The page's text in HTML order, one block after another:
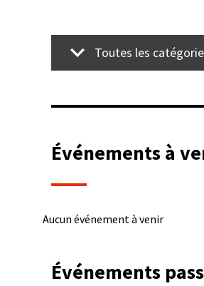
Toutes les
Événements à
Aucun événement à venir
Événements